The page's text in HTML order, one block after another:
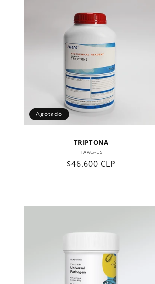
Agotado
TRIPTONA
Proveedor:
TAAG-LS
Precio
$46.600 CLP